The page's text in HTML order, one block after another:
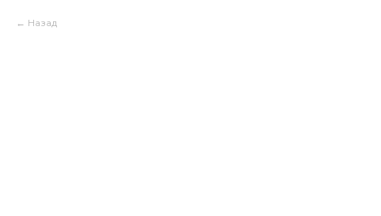
Назад